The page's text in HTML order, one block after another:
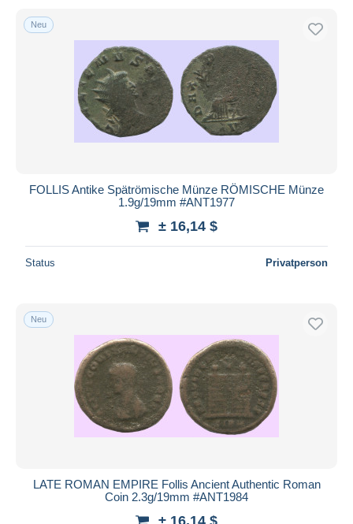
Neu
FOLLIS Antike Spätrömische Münze RÖMISCHE Münze
1.9g/19mm #ANT1977
± 16,14 $
Status Privatperson
Neu
LATE ROMAN EMPIRE Follis Ancient Authentic Roman
Coin 2.3g/19mm #ANT1984
± 16,14 $